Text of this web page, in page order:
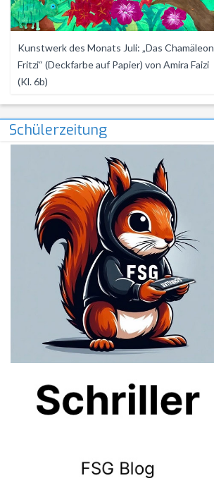
Kunstwerk des Monats Juli: „Das Chamäleon
Fritzi“ (Deckfarbe auf Papier) von Amira Faizi
(Kl. 6b)
Schülerzeitung